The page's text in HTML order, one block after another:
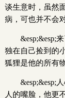
谈生意时，虽然
病，可也并不会
&esp;&esp;
独在自己捡到的
狐狸是他的所有
&esp;&esp;
人的嘴脸，他更